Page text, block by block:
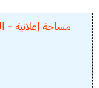
مساحة إعلانية –